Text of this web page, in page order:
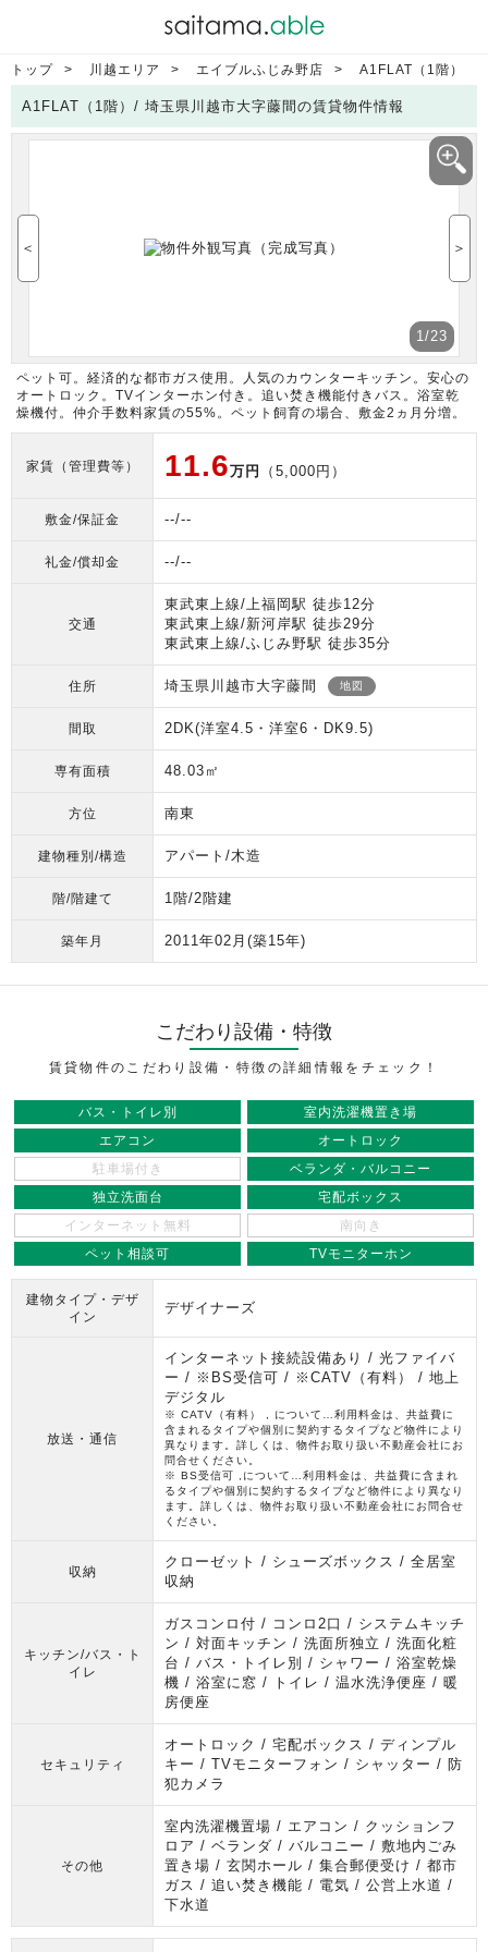
トップ 川越エリア エイブルふじみ野店 A1FLAT（1階）
A1FLAT（1階）/ 埼玉県川越市大字藤間の賃貸物件情報
1/23
＜ ＞
ペット可。経済的な都市ガス使用。人気のカウンターキッチン。安心の
オートロック。TVインターホン付き。追い焚き機能付きバス。浴室乾
燥機付。仲介手数料家賃の55%。ペット飼育の場合、敷金2ヵ月分増。
家賃（管理費等） 11.6万円 （5,000円）
敷金/保証金 --/--
礼金/償却金 --/--
交通
東武東上線/上福岡駅 徒歩12分
東武東上線/新河岸駅 徒歩29分
東武東上線/ふじみ野駅 徒歩35分
住所 埼玉県川越市大字藤間 地図
間取 2DK(洋室4.5・洋室6・DK9.5)
専有面積 48.03㎡
方位 南東
建物種別/構造 アパート/木造
階/階建て 1階/2階建
築年月 2011年02月 (築15年)
こだわり設備・特徴
賃貸物件のこだわり設備・特徴の詳細情報をチェック！
バス・トイレ別
室内洗濯機置き場
エアコン
オートロック
駐車場付き
ベランダ・バルコニー
独立洗面台
宅配ボックス
インターネット無料
南向き
ペット相談可
TVモニターホン
建物タイプ・デザ
イン
デザイナーズ
放送・通信
インターネット接続設備あり / 光ファイバ
ー / ※BS受信可 / ※CATV（有料） / 地上
デジタル
※ CATV（有料） , について…利用料金は、共益費に
含まれるタイプや個別に契約するタイプなど物件により
異なります。詳しくは、物件お取り扱い不動産会社にお
問合せください。
※ BS受信可 ,について…利用料金は、共益費に含まれ
るタイプや個別に契約するタイプなど物件により異なり
ます。詳しくは、物件お取り扱い不動産会社にお問合せ
ください。
収納
クローゼット / シューズボックス / 全居室
収納
キッチン/バス・ト
イレ
ガスコンロ付 / コンロ2口 / システムキッチ
ン / 対面キッチン / 洗面所独立 / 洗面化粧
台 / バス・トイレ別 / シャワー / 浴室乾燥
機 / 浴室に窓 / トイレ / 温水洗浄便座 / 暖
房便座
セキュリティ
オートロック / 宅配ボックス / ディンプル
キー / TVモニターフォン / シャッター / 防
犯カメラ
その他
室内洗濯機置場 / エアコン / クッションフ
ロア / ベランダ / バルコニー / 敷地内ごみ
置き場 / 玄関ホール / 集合郵便受け / 都市
ガス / 追い焚き機能 / 電気 / 公営上水道 /
下水道